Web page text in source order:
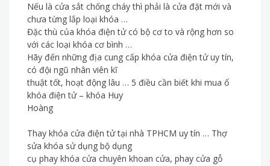
Nếu là cửa sắt chống cháy thì phải là cửa đặt mới và
chưa từng lắp loại khóa …
Đặc thù của khóa điện tử có bộ cơ to và rộng hơn so
với các loại khóa cơ bình …
Hãy đến những địa cung cấp khóa cửa điện tử uy tín,
có đội ngũ nhân viên kĩ
thuật tốt, hoạt động lâu … 5 điều cần biết khi mua ổ
khóa điện tử – khóa Huy
Hoàng
Thay khóa cửa điện tử tại nhà TPHCM uy tín … Thợ
sửa khóa sử dụng bộ dụng
cụ phay khóa cửa chuyên khoan cửa, phay cửa gỗ